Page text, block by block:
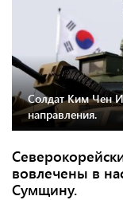
Солдат Ким Чен
направления.
вовлечены в
Сумщину.